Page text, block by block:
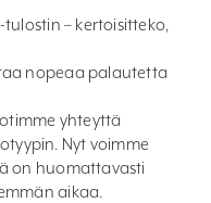
– kertoisitteko,
nopeaa palautetta
yhteyttä
Nyt voimme
on huomattavasti
aikaa.